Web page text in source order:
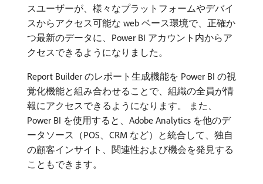
スユーザーが、様々なプラットフォームやデバイ
スからアクセス可能な web ベース環境で、正確か
つ最新のデータに、Power BI アカウント内からア
クセスできるようになりました。
Report Builder のレポート生成機能を Power BI の視
覚化機能と組み合わせることで、組織の全員が情
報にアクセスできるようになります。 また、
Power BI を使用すると、Adobe Analytics を他のデ
ータソース（POS、CRM など）と統合して、独自
の顧客インサイト、関連性および機会を発見する
こともできます。